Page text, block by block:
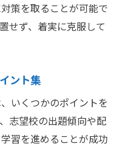
策を取ることが可能で
せず、着実に克服して
ント集
いくつかのポイントを
志望校の出題傾向や配
習を進めることが成功